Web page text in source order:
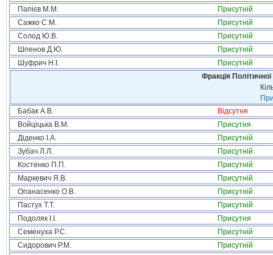
Папієв М.М.
Присутній
Сажко С.М.
Присутній
Солод Ю.В.
Присутній
Шпенов Д.Ю.
Присутній
Шуфрич Н.І.
Присутній
Фракція
Бабак А.В.
Відсутня
Войціцька В.М.
Присутня
Діденко І.А.
Присутній
Зубач Л.Л.
Присутній
Костенко П.П.
Присутній
Маркевич Я.В.
Присутній
Опанасенко О.В.
Присутній
Пастух Т.Т.
Присутній
Подоляк І.І.
Присутня
Семенуха Р.С.
Присутній
Сидорович Р.М.
Присутній